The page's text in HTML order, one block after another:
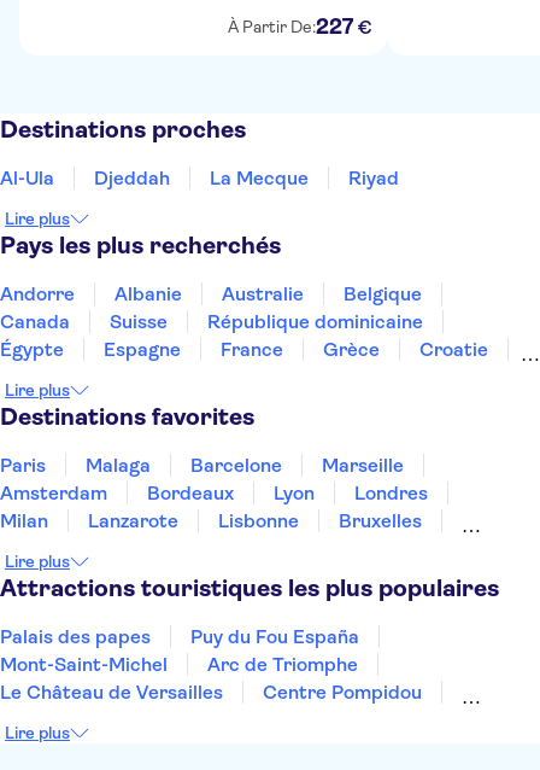
À Partir De:227 €
Destinations proches
Al-Ula Djeddah La Mecque Riyad
Lire plus
Pays les plus recherchés
Andorre Albanie Australie
Belgique
Canada
Suisse
République dominicaine
Égypte
Espagne France Grèce
Croatie
Thaïlande
Tunisie
Lire plus
Destinations favorites
Paris Malaga Barcelone
Marseille
Amsterdam
Bordeaux Lyon
Londres
Milan
Lanzarote Lisbonne
Bruxelles
Dubai
Copenhague Minorque Montpellier
Lire plus
Attractions touristiques les plus populaires
Palais des papes
Puy du Fou España
Mont-Saint-Michel
Arc de Triomphe
Le Château de Versailles
Centre Pompidou
La Chapelle Sixtine
Lire plus